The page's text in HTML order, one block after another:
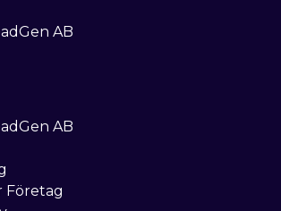
AB
Företag
AB